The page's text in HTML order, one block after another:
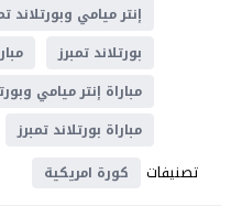
إنتر ميامي وبورتلاند
بورتلاند تمبرز
مباراة إنتر ميامي
مباراة بورتلاند تمبرز
تصنيفات كورة امريكية